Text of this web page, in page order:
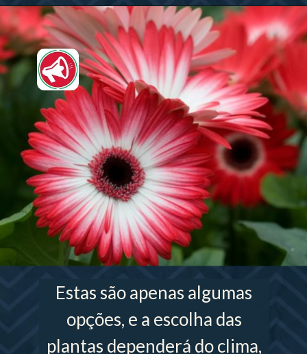
Estas são apenas algumas
opções, e a escolha das
plantas dependerá do clima,